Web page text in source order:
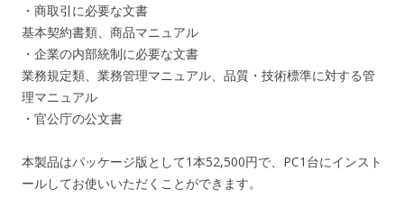
・商取引に必要な文書
基本契約書類、商品マニュアル
・企業の内部統制に必要な文書
業務規定類、業務管理マニュアル、品質・技術標準に対する管
理マニュアル
・官公庁の公文書
本製品はパッケージ版として1本52,500円で、PC1台にインスト
ールしてお使いいただくことができます。